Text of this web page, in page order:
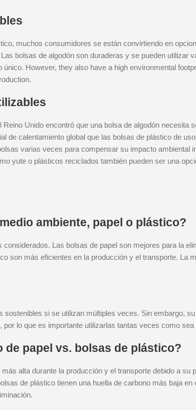
muchos consumidores se están convirtiendo en
bolsas de algodón son duraderas y se pueden utilizar
However, they also have a high environmental
Unido encontró que una bolsa de algodón necesita
de calentamiento global que las bolsas de plástico de
varias veces para compensar su impacto ambiental
yute o plásticos reciclados también pueden ser una
ambiente, papel o plástico?
Las bolsas de papel son mejores para la
son más eficientes en la producción y el transporte. La
sostenibles si se utilizan múltiples veces. Sin embargo, su
por lo que es importante utilizarlas tantas veces como sea
de papel vs. bolsas de plástico?
alta durante la producción y el transporte debido a su
de plástico tienen una huella de carbono más baja en